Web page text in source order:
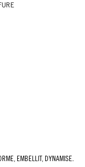
EMBELLIT, DYNAMISE.